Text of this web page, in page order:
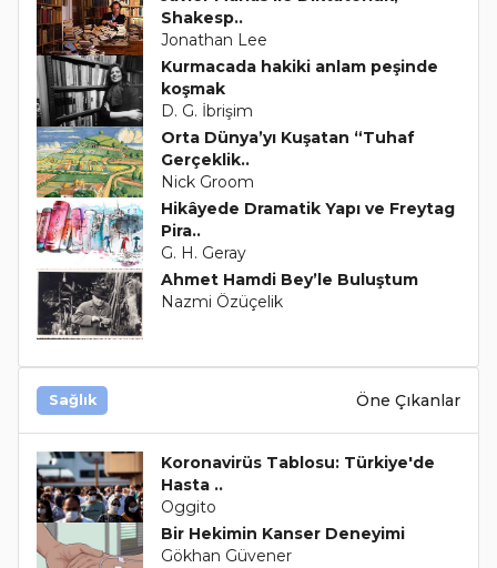
Shakesp..
Jonathan Lee
Kurmacada hakiki anlam peşinde
koşmak
D. G. İbrişim
Orta Dünya’yı Kuşatan “Tuhaf
Gerçeklik..
Nick Groom
Hikâyede Dramatik Yapı ve Freytag
Pira..
G. H. Geray
Ahmet Hamdi Bey’le Buluştum
Nazmi Özüçelik
Sağlık Öne Çıkanlar
Koronavirüs Tablosu: Türkiye'de
Hasta ..
Oggito
Bir Hekimin Kanser Deneyimi
Gökhan Güvener